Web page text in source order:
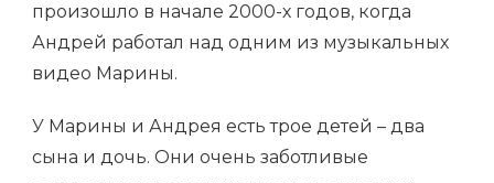
произошло в начале 2000-х годов, когда
Андрей работал над одним из музыкальных
видео Марины.
У Марины и Андрея есть трое детей – два
сына и дочь. Они очень заботливые